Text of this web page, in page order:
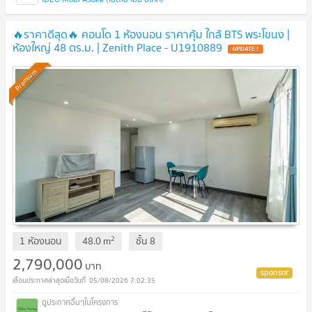
🔥ราคาดีสุด🔥 คอนโด 1 ห้องนอน ราคาคุ้ม ใกล้ BTS พระโขนง |
ห้องใหญ่ 48 ตร.ม. | Zenith Place - U1910889 UPDATE !
Premium
1 ห้องนอน 48.0m2 ชั้น 8
2,790,000 บาท
05/08/2026 7:02:35